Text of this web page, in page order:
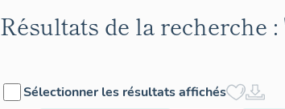
Résultats de la recherche :
Sélectionner les résultats affichés